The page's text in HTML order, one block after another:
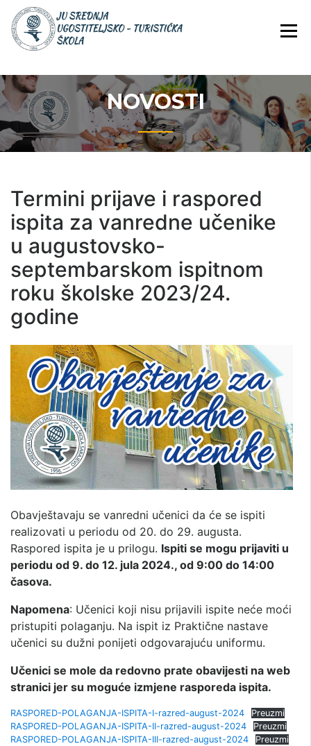
Skip
content
JU SREDNJA
NOVOSTI
Termini prijave i raspored
ispita za vanredne učenike
u augustovsko-
septembarskom ispitnom
roku školske 2023/24.
godine
Obavještavaju se vanredni učenici da će se ispiti
realizovati u periodu od 20. do 29. augusta.
Raspored ispita je u prilogu. Ispiti se mogu prijaviti u
periodu od 9. do 12. jula 2024., od 9:00 do 14:00
časova.
Napomena: Učenici koji nisu prijavili ispite neće moći
pristupiti polaganju. Na ispit iz Praktične nastave
učenici su dužni ponijeti odgovarajuću uniformu.
Učenici se mole da redovno prate obavijesti na web
stranici jer su moguće izmjene rasporeda ispita.
RASPORED-POLAGANJA-ISPITA-I-razred-august-2024
Preuzmi
RASPORED-POLAGANJA-ISPITA-II-razred-august-2024
Preuzmi
RASPORED-POLAGANJA-ISPITA-III-razred-august-2024
Preuzmi